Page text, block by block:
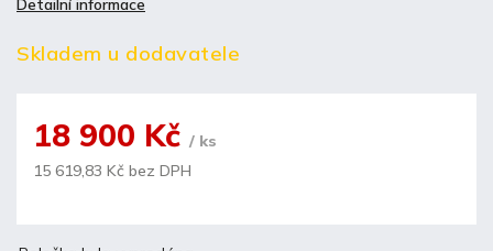
Skladem u dodavatele
18 900 Kč / ks
15 619,83 Kč bez DPH